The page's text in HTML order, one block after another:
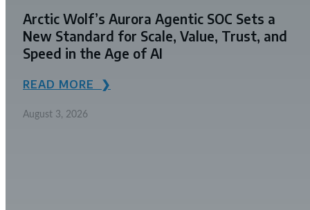
Arctic Wolf’s Aurora Agentic SOC Sets a
New Standard for Scale, Value, Trust, and
Speed in the Age of AI
READ MORE ❯
August 3, 2026